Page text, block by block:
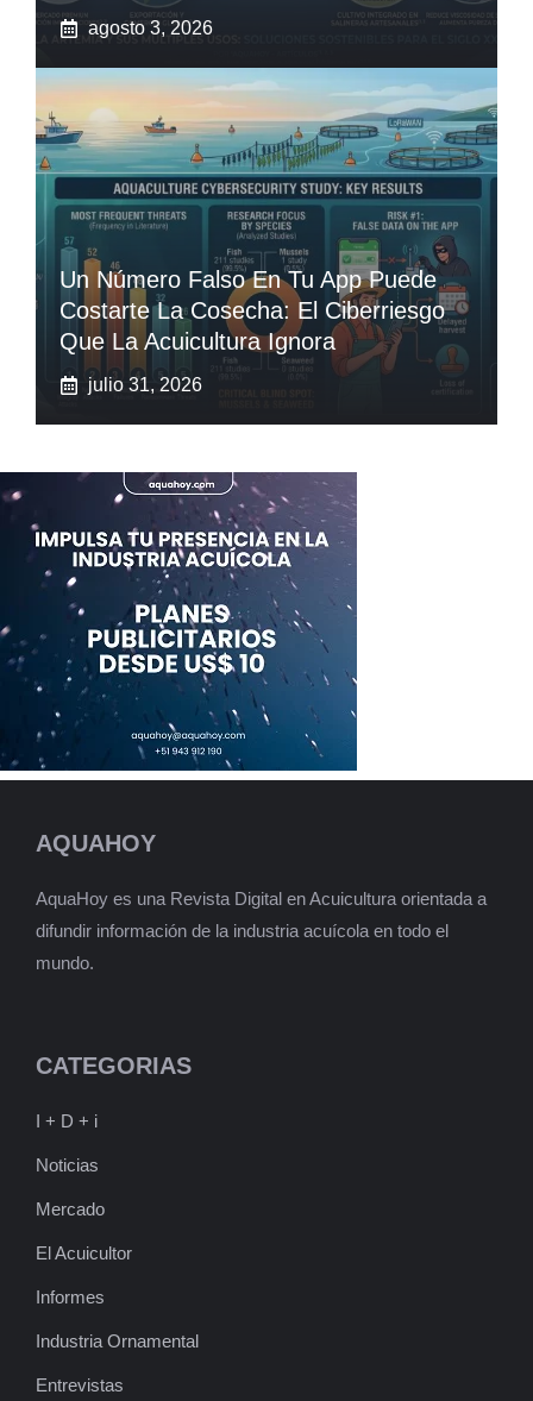
agosto 3, 2026
Un Número Falso En Tu App Puede
Costarte La Cosecha: El Ciberriesgo
Que La Acuicultura Ignora
julio 31, 2026
AQUAHOY
AquaHoy es una Revista Digital en Acuicultura orientada a
difundir información de la industria acuícola en todo el
mundo.
CATEGORIAS
I + D + i
Noticias
Mercado
El Acuicultor
Informes
Industria Ornamental
Entrevistas